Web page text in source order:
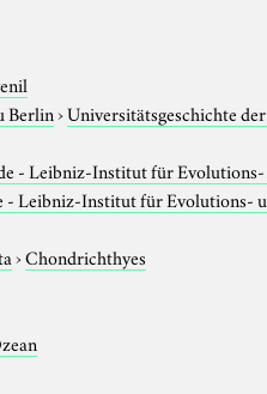
Berlin›Universitätsgeschichte
- Leibniz-Institut für
- Leibniz-Institut für Evolutions-
›Chondrichthyes